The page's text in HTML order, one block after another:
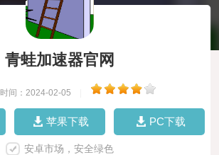
青蛙加速器官网
时间：2024-02-05
苹果下载 PC下载
安卓市场，安全绿色